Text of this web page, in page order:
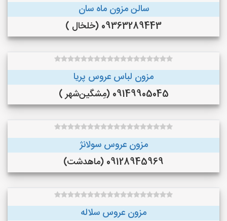
سالن مزون ماه سان
09363289443 (خلخال )
مزون لباس عروس پریا
09149905045 (مِشگین‌شهر )
مزون عروس سولانژ
09128945969 (ماهدشت)
مزون عروس سلاله